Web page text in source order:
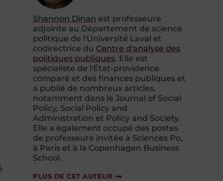
Shannon Dinan est professeure
adjointe au Département de science
politique de l'Université Laval et
codirectrice du Centre d'analyse des
politiques publiques. Elle est
spécialiste de l'État-providence
comparé et des finances publiques et
a publié de nombreux articles,
notamment dans le Journal of Social
Policy, Social Policy and
Administration et Policy and Society.
Elle a également occupé des postes
de professeure invitée à Sciences Po,
à Paris et à la Copenhagen Business
School .
PLUS DE CET AUTEUR